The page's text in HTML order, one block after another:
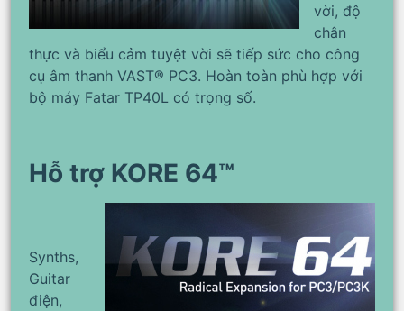
vời, độ
chân
thực và biểu cảm tuyệt vời sẽ tiếp sức cho công
cụ âm thanh VAST® PC3. Hoàn toàn phù hợp với
bộ máy Fatar TP40L có trọng số.
Hỗ trợ KORE 64™
Synths,
Guitar
điện,